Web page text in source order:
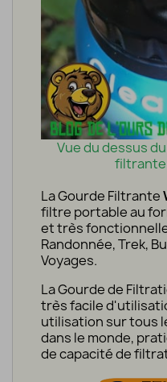
Vue du dessus
filtrante
La Gourde Filtrante
filtre portable au
et très
Randonnée, Trek,
Voyages.
La Gourde de
très facile
utilisation sur tous
dans le monde,
de capacité de